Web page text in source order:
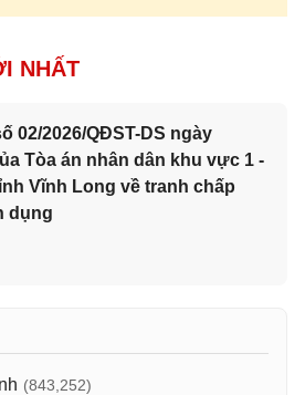
NHẤT
02/2026/QĐST-DS ngày
Tòa án nhân dân khu vực 1 -
Vĩnh Long về tranh chấp
dụng
(843,252)